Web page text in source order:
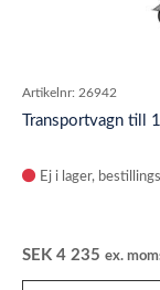
Artikelnr: 26942
Transportvagn till
Ej i lager
SEK 4 235 ex.